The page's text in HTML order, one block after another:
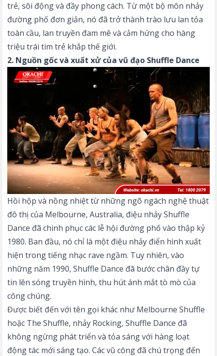
trẻ, sôi động và đầy phong cách. Từ một bộ môn nhảy
đường phố đơn giản, nó đã trở thành trào lưu lan tỏa
toàn cầu, lan truyền đam mê và cảm hứng cho hàng
triệu trái tim trẻ khắp thế giới.
2. Nguồn gốc và xuất xử của vũ đạo Shuffle Dance
Hồi hộp và nồng nhiệt từ những ngõ ngách nghệ thuật
đô thị của Melbourne, Australia, điệu nhảy Shuffle
Dance đã chinh phục các lễ hội đường phố vào thập kỷ
1980. Ban đầu, nó chỉ là một điệu nhảy điển hình xuất
hiện trong tiếng nhạc rave ngầm. Tuy nhiên, vào
những năm 1990, Shuffle Dance đã bước chân đầy tự
tin lên sóng truyền hình, thu hút ánh mắt tò mò của
công chúng.
Được biết đến với tên gọi khác như Melbourne Shuffle
hoặc The Shuffle, nhảy Rocking, Shuffle Dance đã
không ngừng phát triển và tỏa sáng với hàng loạt
động tác mới sáng tạo. Các vũ công đã chú trọng đến